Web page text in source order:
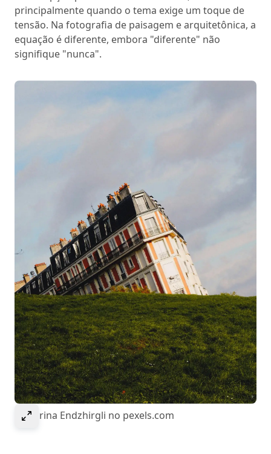
principalmente quando o tema exige um toque de
tensão. Na fotografia de paisagem e arquitetônica, a
equação é diferente, embora "diferente" não
signifique "nunca".
Select to expand image
© Marina Endzhirgli no pexels.com